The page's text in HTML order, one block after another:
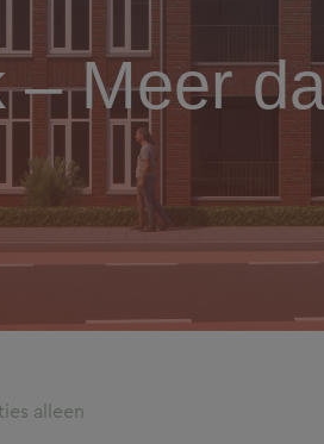
– Meer
alleen